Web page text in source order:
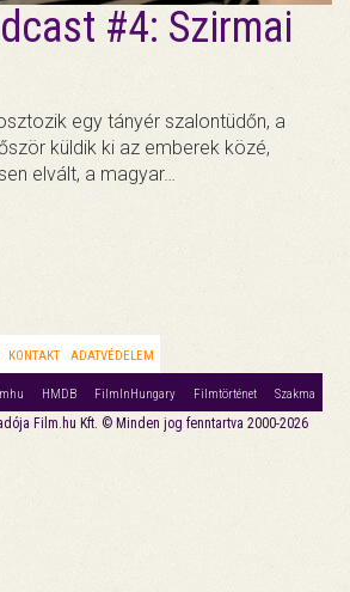
#4: Szirmai
egy tányér szalontüdőn, a
küldik ki az emberek közé,
elvált, a magyar…
KONTAKT ADATVÉDELEM
HMDB FilmInHungary Filmtörténet Szakma
Film.hu Kft. © Minden jog fenntartva 2000-2026